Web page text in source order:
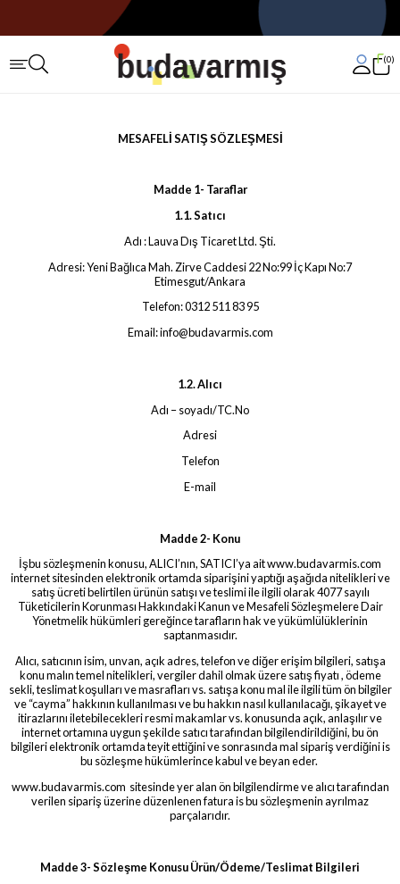
0
MESAFELİ SATIŞ SÖZLEŞMESİ
Madde 1- Taraflar
1.1. Satıcı
Adı : Lauva Dış Ticaret Ltd. Şti.
Adresi: Yeni Bağlıca Mah. Zirve Caddesi 22 No:99 İç Kapı No:7
Etimesgut/Ankara
Telefon: 0312 511 83 95
Email:info@budavarmis.com
1.2. Alıcı
Adı – soyadı/TC.No
Adresi
Telefon
E-mail
Madde 2- Konu
İşbu sözleşmenin konusu, ALICI’nın, SATICI’ya ait www.budavarmis.com
internet sitesinden elektronik ortamda siparişini yaptığı aşağıda nitelikleri ve
satış ücreti belirtilen ürünün satışı ve teslimi ile ilgili olarak 4077 sayılı
Tüketicilerin Korunması Hakkındaki Kanun ve Mesafeli Sözleşmelere Dair
Yönetmelik hükümleri gereğince tarafların hak ve yükümlülüklerinin
saptanmasıdır.
Alıcı, satıcının isim, unvan, açık adres, telefon ve diğer erişim bilgileri, satışa
konu malın temel nitelikleri, vergiler dahil olmak üzere satış fiyatı , ödeme
sekli, teslimat koşulları ve masrafları vs. satışa konu mal ile ilgili tüm ön bilgiler
ve “cayma” hakkının kullanılması ve bu hakkın nasıl kullanılacağı, şikayet ve
itirazlarını iletebilecekleri resmi makamlar vs. konusunda açık, anlaşılır ve
internet ortamına uygun şekilde satıcı tarafından bilgilendirildiğini, bu ön
bilgileri elektronik ortamda teyit ettiğini ve sonrasında mal sipariş verdiğini is
bu sözleşme hükümlerince kabul ve beyan eder.
www.budavarmis.com sitesinde yer alan ön bilgilendirme ve alıcı tarafından
verilen sipariş üzerine düzenlenen fatura is bu sözleşmenin ayrılmaz
parçalarıdır.
Madde 3- Sözleşme Konusu Ürün/Ödeme/Teslimat Bilgileri